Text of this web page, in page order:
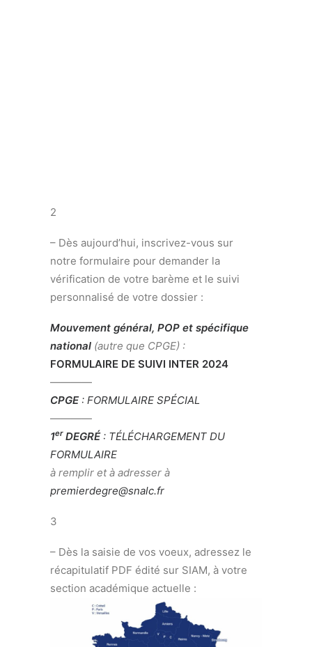
2
– Dès aujourd’hui, inscrivez-vous sur
notre formulaire pour demander la
vérification de votre barème et le suivi
personnalisé de votre dossier :
Mouvement général, POP et spécifique
national (autre que CPGE) :
FORMULAIRE DE SUIVI INTER 2024
————
CPGE: FORMULAIRE SPÉCIAL
————
1erDEGRÉ: TÉLÉCHARGEMENT DU
FORMULAIRE
à remplir et à adresser à
premierdegre@snalc.fr
3
– Dès la saisie de vos voeux, adressez le
récapitulatif PDF édité sur SIAM, à votre
section académique actuelle :